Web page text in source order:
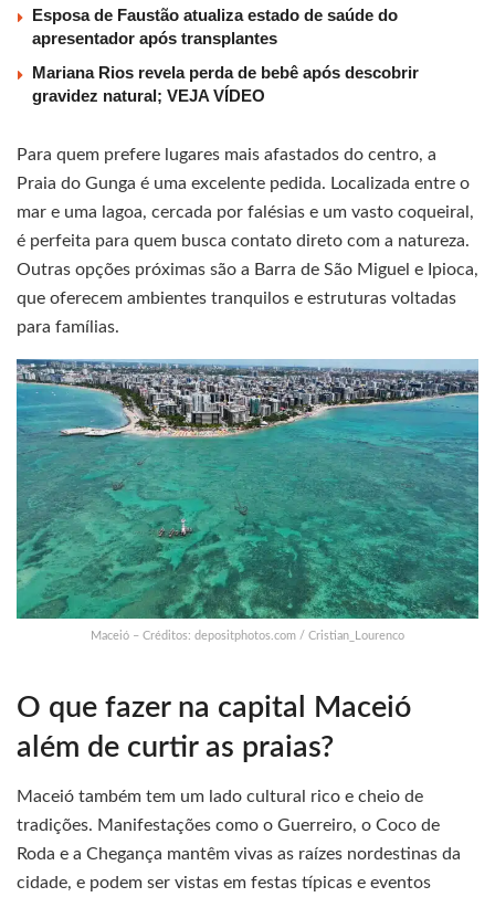
Esposa de Faustão atualiza estado de saúde do
apresentador após transplantes
Mariana Rios revela perda de bebê após descobrir
gravidez natural; VEJA VÍDEO
Para quem prefere lugares mais afastados do centro, a
Praia do Gunga é uma excelente pedida. Localizada entre o
mar e uma lagoa, cercada por falésias e um vasto coqueiral,
é perfeita para quem busca contato direto com a natureza.
Outras opções próximas são a Barra de São Miguel e Ipioca,
que oferecem ambientes tranquilos e estruturas voltadas
para famílias.
Maceió – Créditos: depositphotos.com / Cristian_Lourenco
O que fazer na capital Maceió
além de curtir as praias?
Maceió também tem um lado cultural rico e cheio de
tradições. Manifestações como o Guerreiro, o Coco de
Roda e a Chegança mantêm vivas as raízes nordestinas da
cidade, e podem ser vistas em festas típicas e eventos